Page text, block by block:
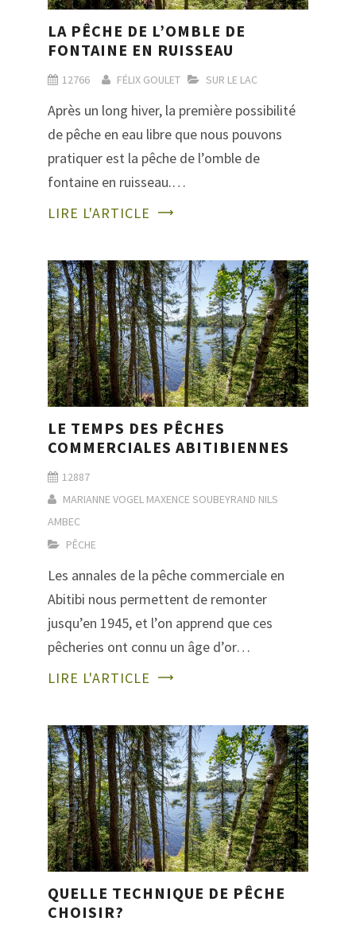
LA PÊCHE DE L’OMBLE DE
FONTAINE EN RUISSEAU
12766 FÉLIX GOULET SUR LE LAC
Après un long hiver, la première possibilité
de pêche en eau libre que nous pouvons
pratiquer est la pêche de l’omble de
fontaine en ruisseau.…
LIRE L'ARTICLE
LE TEMPS DES PÊCHES
COMMERCIALES ABITIBIENNES
12887
MARIANNE VOGEL MAXENCE SOUBEYRAND NILS
AMBEC
PÊCHE
Les annales de la pêche commerciale en
Abitibi nous permettent de remonter
jusqu’en 1945, et l’on apprend que ces
pêcheries ont connu un âge d’or…
LIRE L'ARTICLE
QUELLE TECHNIQUE DE PÊCHE
CHOISIR?